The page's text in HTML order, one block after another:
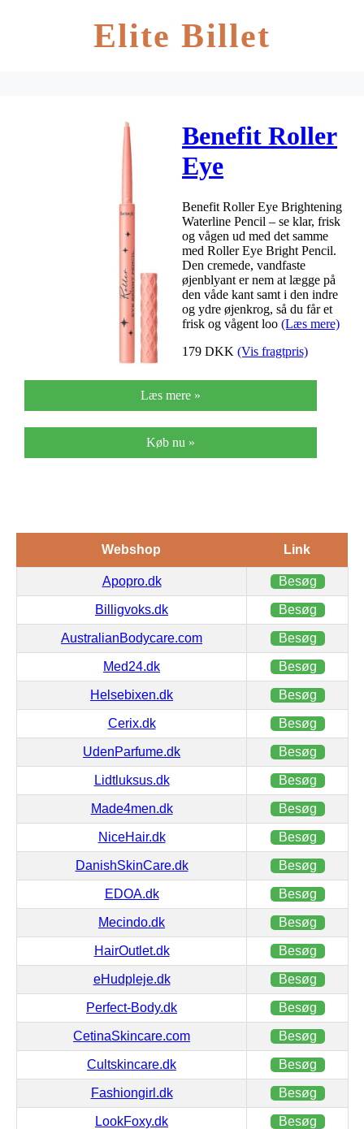
Elite Billet
Benefit Roller
Eye
Brightening
Waterline
Pencil 0,11 gr.
Benefit Roller Eye Brightening
Waterline Pencil – se klar, frisk
og vågen ud med det samme
med Roller Eye Bright Pencil.
Den cremede, vandfaste
øjenblyant er nem at lægge på
den våde kant samt i den indre
og ydre øjenkrog, så du får et
frisk og vågent loo (Læs mere)
179 DKK (Vis fragtpris)
Læs mere »
Køb nu »
Webshop Link
Apopro.dk Besøg
Billigvoks.dk Besøg
AustralianBodycare.com Besøg
Med24.dk Besøg
Helsebixen.dk Besøg
Cerix.dk Besøg
UdenParfume.dk Besøg
Lidtluksus.dk Besøg
Made4men.dk Besøg
NiceHair.dk Besøg
DanishSkinCare.dk Besøg
EDOA.dk Besøg
Mecindo.dk Besøg
HairOutlet.dk Besøg
eHudpleje.dk Besøg
Perfect-Body.dk Besøg
CetinaSkincare.com Besøg
Cultskincare.dk Besøg
Fashiongirl.dk Besøg
LookFoxy.dk Besøg